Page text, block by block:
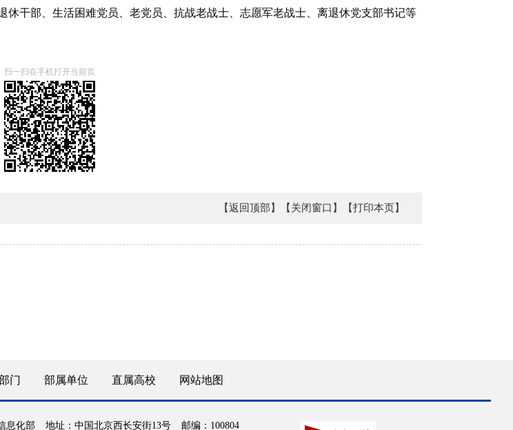
干部、生活困难党员、老党员、抗战老战士、志愿军老战士、离退休党支部书记等
扫一扫在手机打开当前页
【返回顶部】 【关闭窗口】 【打印本页】
门 部属单位 直属高校 网站地图
息化部 地址：中国北京西长安街13号 邮编：100804